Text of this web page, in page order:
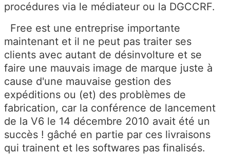
procédures via le médiateur ou la DGCCRF.
Free est une entreprise importante
maintenant et il ne peut pas traiter ses
clients avec autant de désinvolture et se
faire une mauvais image de marque juste à
cause d'une mauvaise gestion des
expéditions ou (et) des problèmes de
fabrication, car la conférence de lancement
de la V6 le 14 décembre 2010 avait été un
succès ! gâché en partie par ces livraisons
qui trainent et les softwares pas finalisés.